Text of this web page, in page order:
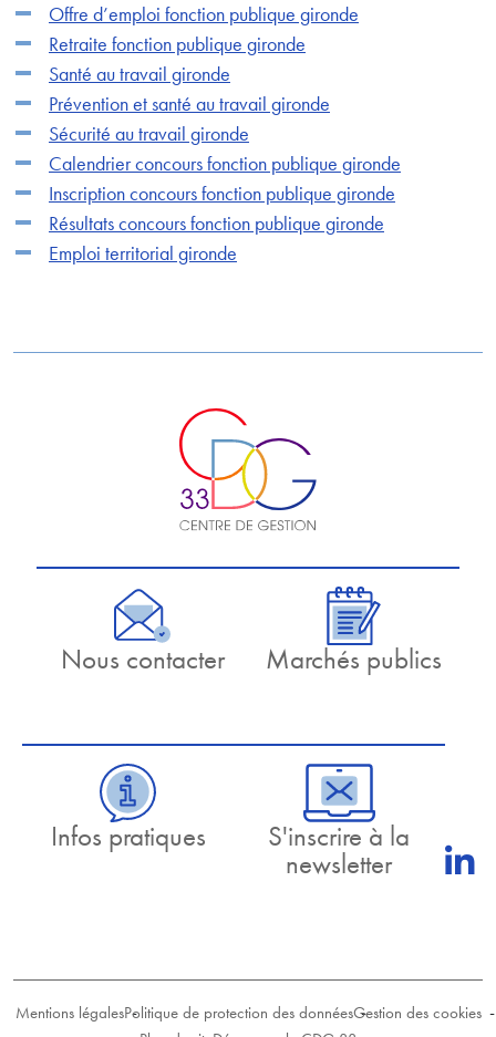
Offre d’emploi fonction publique gironde
Retraite fonction publique gironde
Santé au travail gironde
Prévention et santé au travail gironde
Sécurité au travail gironde
Calendrier concours fonction publique gironde
Inscription concours fonction publique gironde
Résultats concours fonction publique gironde
Emploi territorial gironde
Nous contacter Marchés publics
Infos pratiques S'inscrire à la
newsletter
Mentions légalesPolitique de protection des donnéesGestion des cookies